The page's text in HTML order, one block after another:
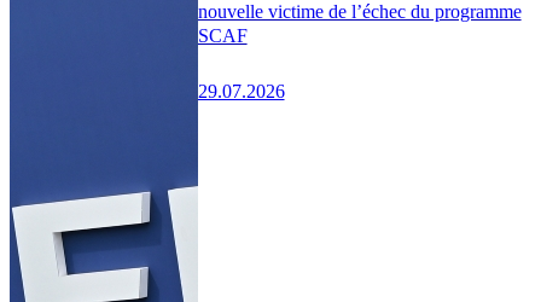
nouvelle victime de l’échec du programme
SCAF
29.07.2026